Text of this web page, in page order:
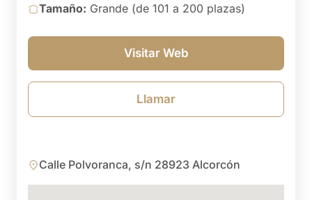
Tamaño: Grande (de 101 a 200 plazas)
Visitar Web
Llamar
Calle Polvoranca, s/n 28923 Alcorcón